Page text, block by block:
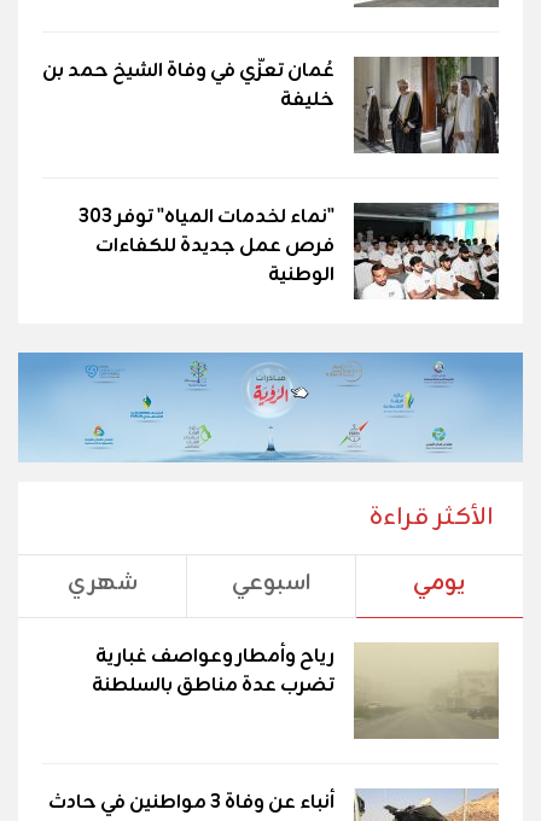
عُمان تعزّي في وفاة الشيخ حمد بن
خليفة
"نماء لخدمات المياه" توفر 303
فرص عمل جديدة للكفاءات
الوطنية
الأكثر قراءة
يومي اسبوعي شهري
رياح وأمطار وعواصف غبارية
تضرب عدة مناطق بالسلطنة
أنباء عن وفاة 3 مواطنين في حادث